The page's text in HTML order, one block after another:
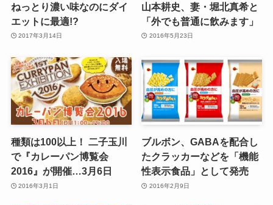
ねっとり濃い味なのにダイ
エットに最適!?
2017年3月14日
山本耕史、妻・堀北真希と
「外でも普通に飲みます」
2016年5月23日
種類は100以上！ 二子玉川
で『カレーパン博覧会
2016』が開催…3月6日
2016年3月1日
ブルボン、GABAを配合し
たクラッカーなどを「機能
性表示食品」として発売
2016年2月9日